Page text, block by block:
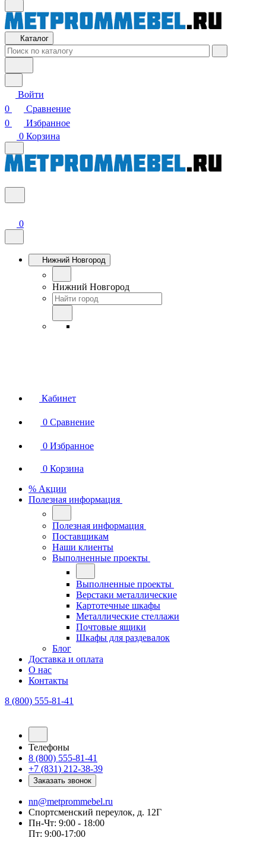
Каталог
Войти
0
Сравнение
0
Избранное
0 Корзина
0
Нижний Новгород
Нижний Новгород
Кабинет
0 Сравнение
0 Избранное
0 Корзина
% Акции
Полезная информация
Полезная информация
Поставщикам
Наши клиенты
Выполненные проекты
Выполненные проекты
Верстаки металлические
Картотечные шкафы
Металлические стеллажи
Почтовые ящики
Шкафы для раздевалок
Блог
Доставка и оплата
О нас
Контакты
8 (800) 555-81-41
Телефоны
8 (800) 555-81-41
+7 (831) 212-38-39
Заказать звонок
nn@metprommebel.ru
Спортсменский переулок, д. 12Г
Пн-Чт: 9:00 - 18:00
Пт: 9:00-17:00